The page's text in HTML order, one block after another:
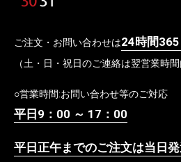
ご注文・お問い合わせは24時間365
（土・日・祝日のご連絡は翌営業時
○営業時間:お問い合わせ等のご対応
平日9：00 ～ 17：00
平日正午までのご注文は当日発